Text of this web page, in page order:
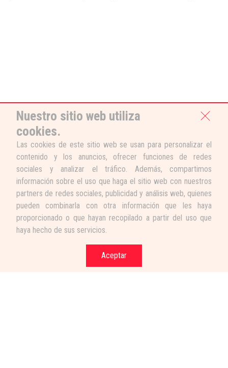
Nuestro sitio web utiliza
cookies.
Las cookies de este sitio web se usan para personalizar el
contenido y los anuncios, ofrecer funciones de redes
sociales y analizar el tráfico. Además, compartimos
información sobre el uso que haga el sitio web con nuestros
partners de redes sociales, publicidad y análisis web, quienes
pueden combinarla con otra información que les haya
proporcionado o que hayan recopilado a partir del uso que
haya hecho de sus servicios.
Aceptar